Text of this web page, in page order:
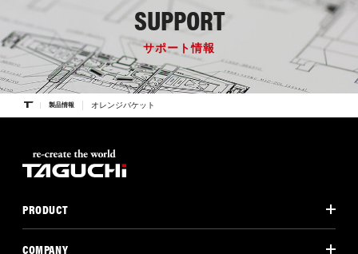
SUPPORT
サポート情報
製品情報 オレンジバケット
PRODUCT
COMPANY